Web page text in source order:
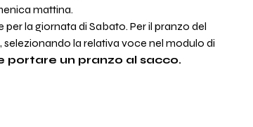
mattina.
la giornata di Sabato. Per il pranzo del
, selezionando la relativa voce nel modulo di
portare un pranzo al sacco.